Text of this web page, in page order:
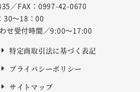
／FAX：0997-42-0670
30～18：00
せ受付時間／9:00～17:00
特定商取引法に基づく表記
プライバシーポリシー
サイトマップ